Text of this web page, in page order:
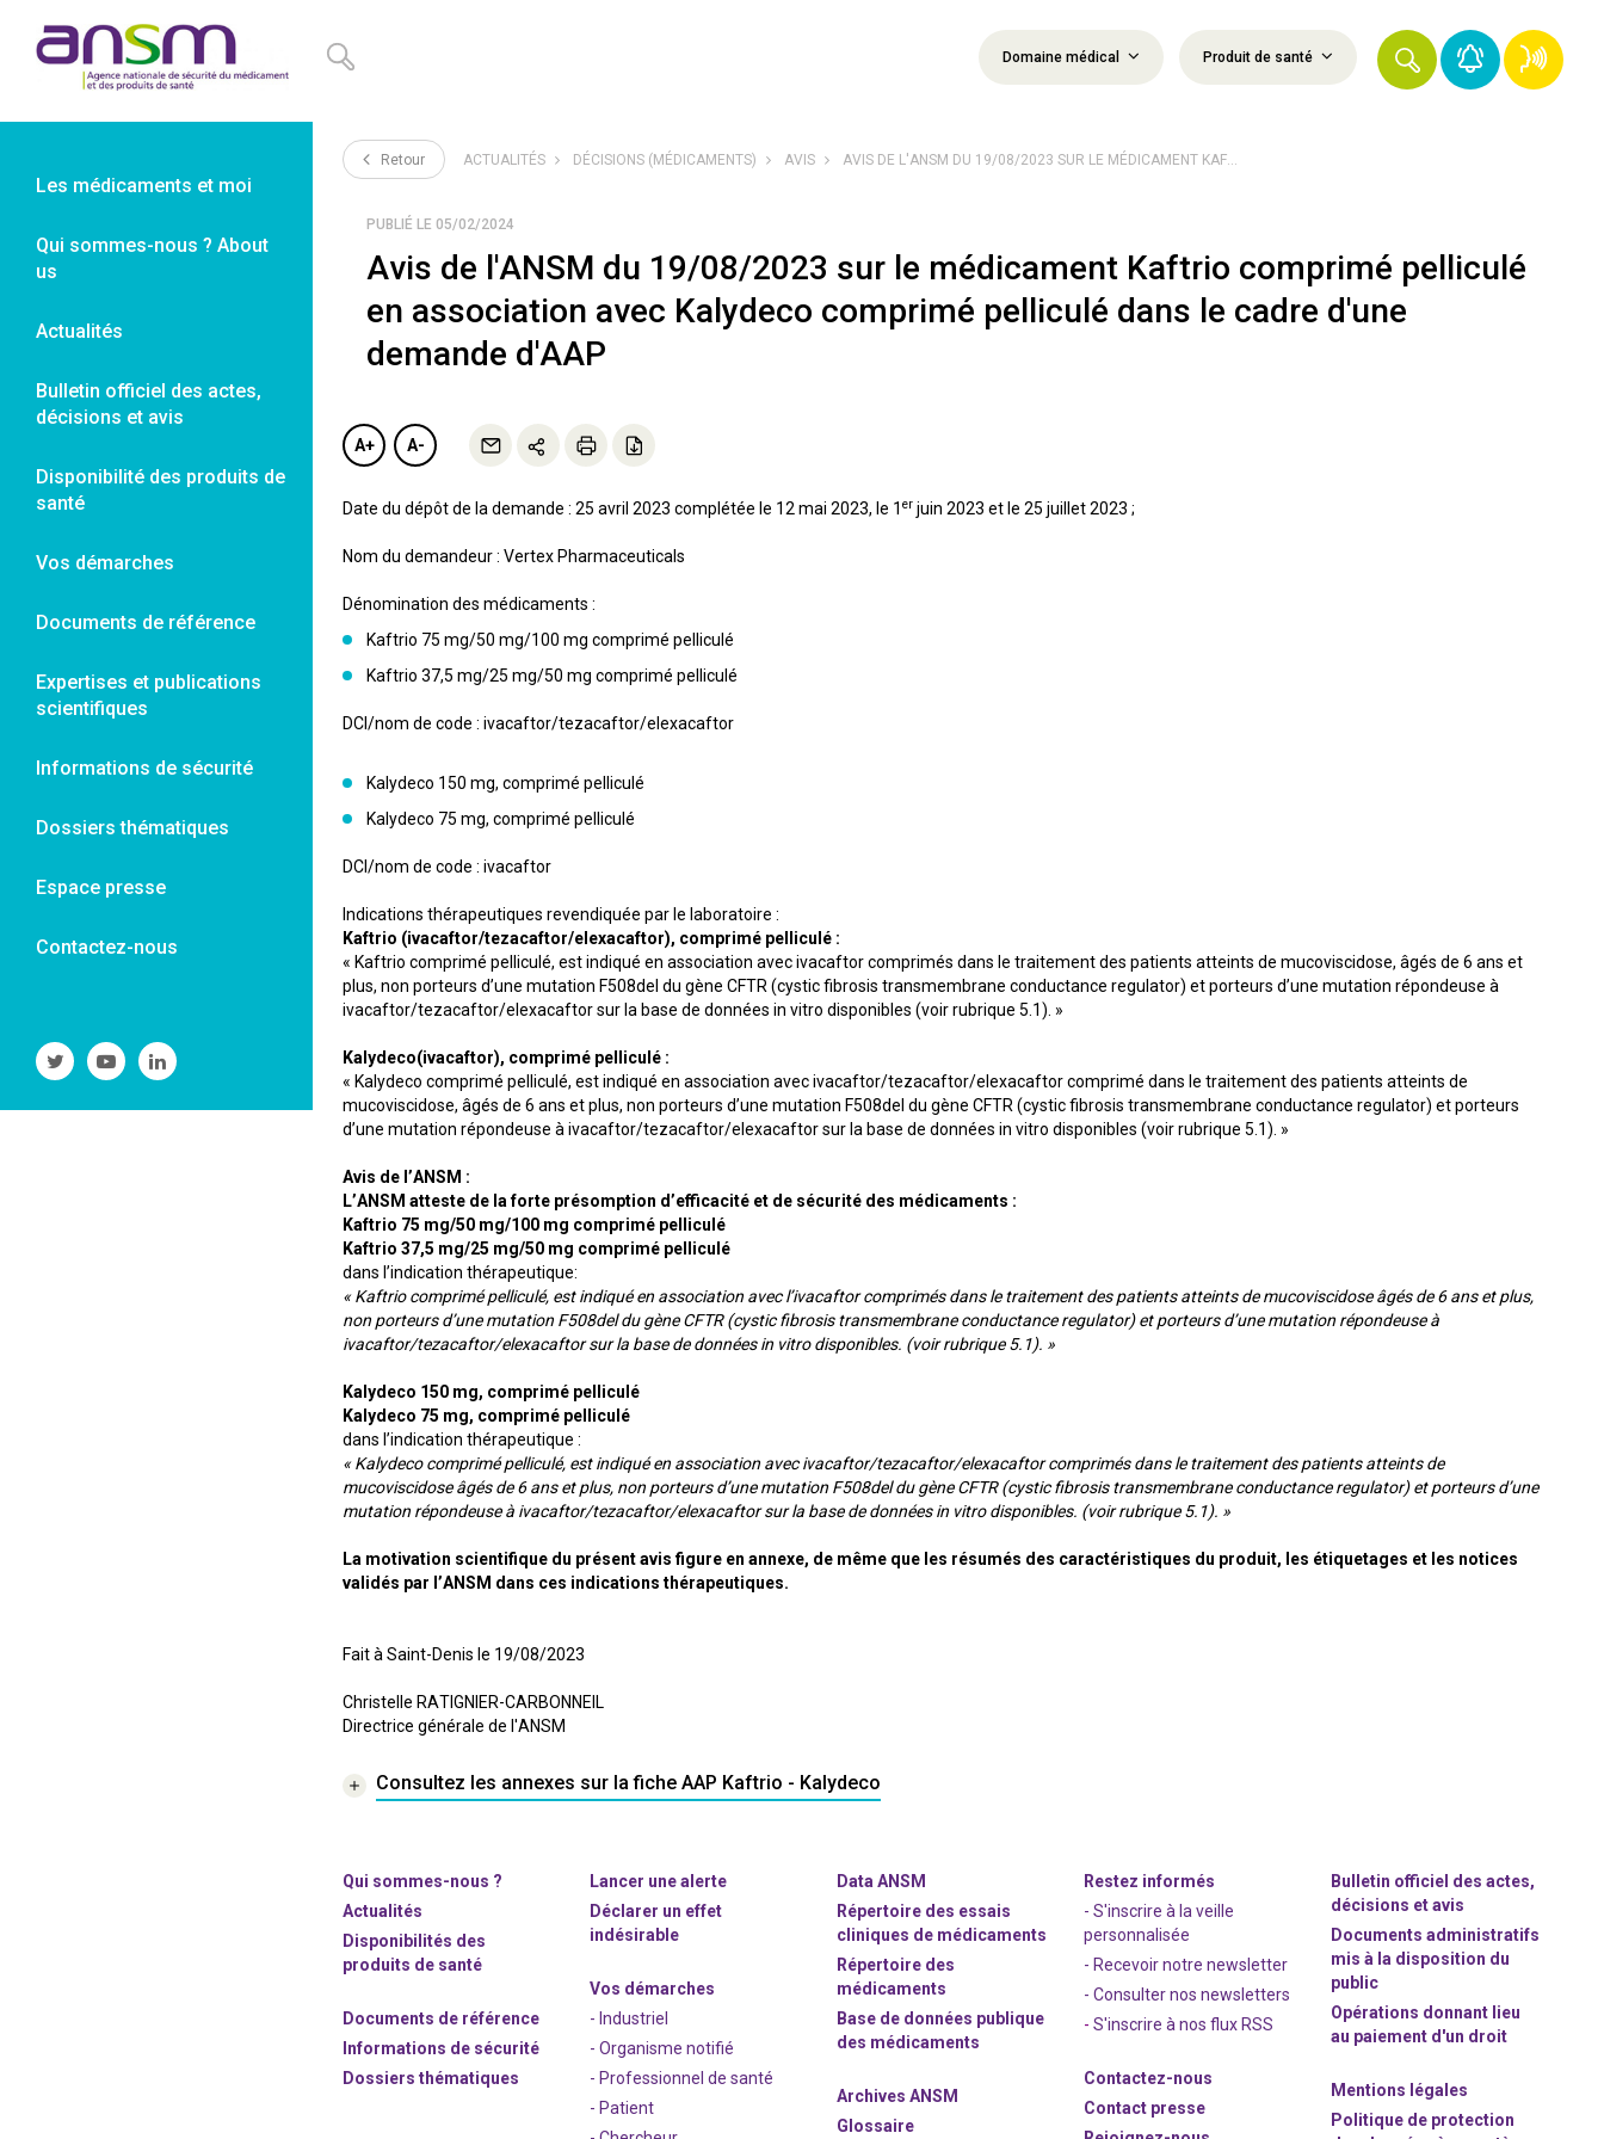
Domaine médical Produit de santé
Les médicaments et moi
Qui sommes-nous ? About
us
Actualités
Bulletin officiel des actes,
décisions et avis
Disponibilité des produits de
santé
Vos démarches
Documents de référence
Expertises et publications
scientifiques
Informations de sécurité
Dossiers thématiques
Espace presse
Contactez-nous
Suivre
l'ANSM
Twitter
Suivre
l'ANSM
Youtube
Suivre
l'ANSM
Linkedin
Retour ACTUALITÉS DÉCISIONS (MÉDICAMENTS) AVIS AVIS DE L'ANSM DU 19/08/2023 SUR LE MÉDICAMENT KAF...
PUBLIÉ LE 05/02/2024
Avis de l'ANSM du 19/08/2023 sur le médicament Kaftrio comprimé pelliculé
en association avec Kalydeco comprimé pelliculé dans le cadre d'une
demande d'AAP
A+ A-
Date du dépôt de la demande : 25 avril 2023 complétée le 12 mai 2023, le 1 er juin 2023 et le 25 juillet 2023 ;
Nom du demandeur : Vertex Pharmaceuticals
Dénomination des médicaments :
Kaftrio 75 mg/50 mg/100 mg comprimé pelliculé
Kaftrio 37,5 mg/25 mg/50 mg comprimé pelliculé
DCI/nom de code : ivacaftor/tezacaftor/elexacaftor
Kalydeco 150 mg, comprimé pelliculé
Kalydeco 75 mg, comprimé pelliculé
DCI/nom de code : ivacaftor
Indications thérapeutiques revendiquée par le laboratoire :
Kaftrio (ivacaftor/tezacaftor/elexacaftor), comprimé pelliculé :
« Kaftrio comprimé pelliculé, est indiqué en association avec ivacaftor comprimés dans le traitement des patients atteints de mucoviscidose, âgés de 6 ans et
plus, non porteurs d’une mutation F508del du gène CFTR (cystic fibrosis transmembrane conductance regulator) et porteurs d’une mutation répondeuse à
ivacaftor/tezacaftor/elexacaftor sur la base de données in vitro disponibles (voir rubrique 5.1). »
Kalydeco(ivacaftor), comprimé pelliculé :
« Kalydeco comprimé pelliculé, est indiqué en association avec ivacaftor/tezacaftor/elexacaftor comprimé dans le traitement des patients atteints de
mucoviscidose, âgés de 6 ans et plus, non porteurs d’une mutation F508del du gène CFTR (cystic fibrosis transmembrane conductance regulator) et porteurs
d’une mutation répondeuse à ivacaftor/tezacaftor/elexacaftor sur la base de données in vitro disponibles (voir rubrique 5.1). »
Avis de l’ANSM :
L’ANSM atteste de la forte présomption d’efficacité et de sécurité des médicaments :
Kaftrio 75 mg/50 mg/100 mg comprimé pelliculé
Kaftrio 37,5 mg/25 mg/50 mg comprimé pelliculé
dans l’indication thérapeutique:
« Kaftrio comprimé pelliculé, est indiqué en association avec l’ivacaftor comprimés dans le traitement des patients atteints de mucoviscidose âgés de 6 ans et plus,
non porteurs d’une mutation F508del du gène CFTR (cystic fibrosis transmembrane conductance regulator) et porteurs d’une mutation répondeuse à
ivacaftor/tezacaftor/elexacaftor sur la base de données in vitro disponibles. (voir rubrique 5.1). »
Kalydeco 150 mg, comprimé pelliculé
Kalydeco 75 mg, comprimé pelliculé
dans l’indication thérapeutique :
« Kalydeco comprimé pelliculé, est indiqué en association avec ivacaftor/tezacaftor/elexacaftor comprimés dans le traitement des patients atteints de
mucoviscidose âgés de 6 ans et plus, non porteurs d’une mutation F508del du gène CFTR (cystic fibrosis transmembrane conductance regulator) et porteurs d’une
mutation répondeuse à ivacaftor/tezacaftor/elexacaftor sur la base de données in vitro disponibles. (voir rubrique 5.1). »
La motivation scientifique du présent avis figure en annexe, de même que les résumés des caractéristiques du produit, les étiquetages et les notices
validés par l’ANSM dans ces indications thérapeutiques.
Fait à Saint-Denis le 19/08/2023
Christelle RATIGNIER-CARBONNEIL
Directrice générale de l'ANSM
Consultez les annexes sur la fiche AAP Kaftrio - Kalydeco
Qui sommes-nous ?
Actualités
Disponibilités des
produits de santé
Documents de référence
Informations de sécurité
Dossiers thématiques
Lancer une alerte
Déclarer un effet
indésirable
Vos démarches
- Industriel
- Organisme notifié
- Professionnel de santé
- Patient
Data ANSM
Répertoire des essais
cliniques de médicaments
Répertoire des
médicaments
Base de données publique
des médicaments
Archives ANSM
Glossaire
Restez informés
- S'inscrire à la veille
personnalisée
- Recevoir notre newsletter
- Consulter nos newsletters
-S'inscrire à nos flux RSS
Contactez-nous
Contact presse
Bulletin officiel des actes,
décisions et avis
Documents administratifs
mis à la disposition du
public
Opérations donnant lieu
au paiement d'un droit
Mentions légales
Politique de protection